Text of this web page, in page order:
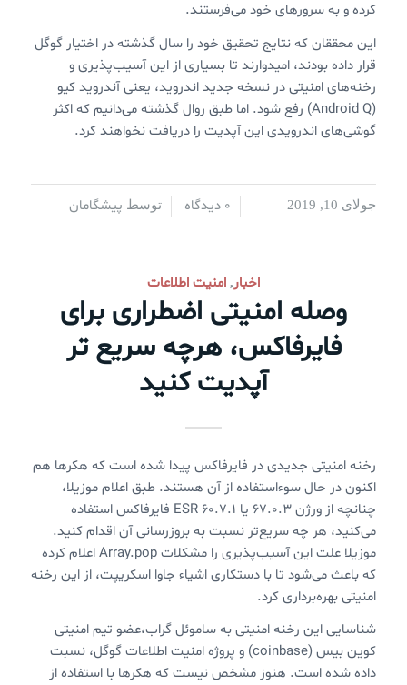
کرده و به سرورهای خود می‌فرستند.
این محققان که نتایج تحقیق خود را سال گذشته در اختیار گوگل
قرار داده بودند، امیدوارند تا بسیاری از این آسیب‌پذیری و
رخنه‌های امنیتی در نسخه جدید اندروید، یعنی آندروید کیو
(Android Q) رفع شود. اما طبق روال گذشته می‌دانیم که اکثر
گوشی‌های اندرویدی این آپدیت را دریافت نخواهند کرد.
جولای 10, 2019 / 0 دیدگاه
/ توسط پیشگامان
اخبار, امنیت اطلاعات
وصله امنیتی اضطراری برای
فایرفاکس،‌ هرچه سریع تر
آپدیت کنید
رخنه امنیتی جدیدی در فایرفاکس پیدا شده است که هکرها هم
اکنون در حال سوءاستفاده از آن هستند. طبق اعلام موزیلا،
چنانچه از ورژن ۶۷.۰.۳ یا ESR ۶۰.۷.۱ فایرفاکس استفاده
می‌کنید،‌ هر چه سریع‌تر نسبت به بروزرسانی آن اقدام کنید.
موزیلا علت این آسیب‌پذیری را مشکلات Array.pop اعلام کرده
که باعث می‌شود تا با دستکاری اشیاء جاوا اسکریپت،‌ از این رخنه
امنیتی بهره‌برداری کرد.
شناسایی این رخنه امنیتی به ساموئل گراب،‌عضو تیم امنیتی
کوین بیس (coinbase) و پروژه امنیت اطلاعات گوگل، نسبت
داده شده است. هنوز مشخص نیست که هکرها با استفاده از